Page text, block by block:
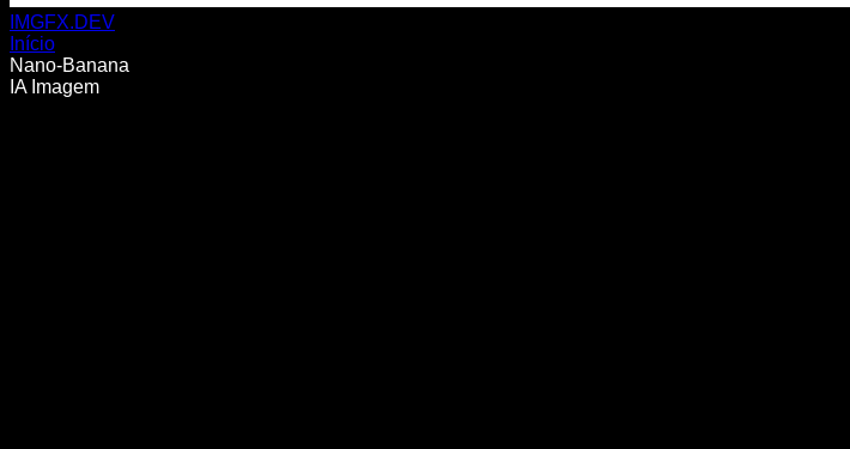
IMGFX.DEV
Início
Nano-Banana
IA Imagem